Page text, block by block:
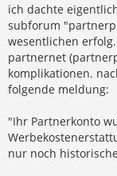
ich dachte
subforum
wesentlichen
partnernet
komplikationen.
folgende meldung:
"Ihr Partnerkonto
nur noch